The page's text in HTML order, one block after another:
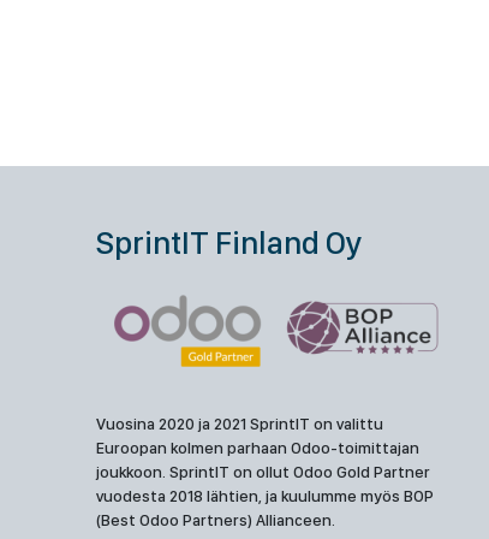
SprintIT Finland Oy
Vuosina 2020 ja 2021 SprintIT on valittu
Euroopan kolmen parhaan Odoo-toimittajan
joukkoon. SprintIT on ollut Odoo Gold Partner
vuodesta 2018 lähtien, ja kuulumme myös BOP
(Best Odoo Partners) Allianceen.